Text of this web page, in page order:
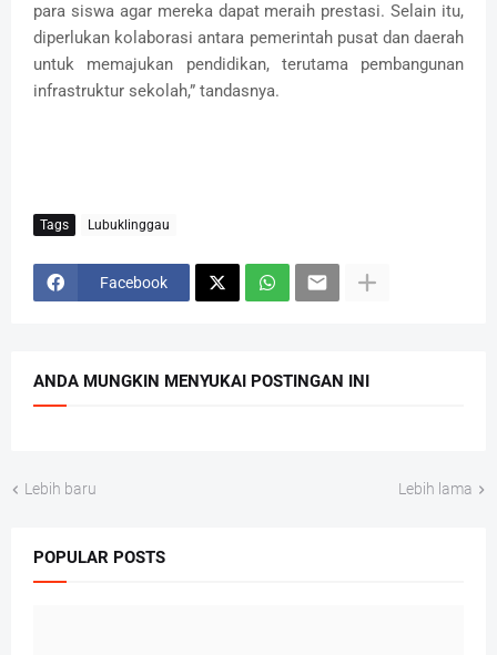
para siswa agar mereka dapat meraih prestasi. Selain itu,
diperlukan kolaborasi antara pemerintah pusat dan daerah
untuk memajukan pendidikan, terutama pembangunan
infrastruktur sekolah,” tandasnya.
Tags Lubuklinggau
Facebook
ANDA MUNGKIN MENYUKAI POSTINGAN INI
Lebih baru Lebih lama
POPULAR POSTS